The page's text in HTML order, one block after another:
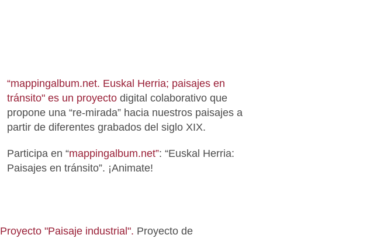
“mappingalbum.net. Euskal Herria; paisajes en
tránsito" es un proyectodigital colaborativo que
propone una “re-mirada” hacia nuestros paisajes a
partir de diferentes grabados del siglo XIX.
Participa en “mappingalbum.net”: “Euskal Herria:
Paisajes en tránsito”. ¡Animate!
Proyecto "Paisaje industrial". Proyecto de